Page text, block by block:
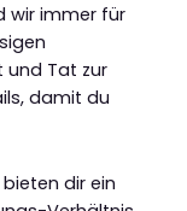
wir immer für
und Tat zur
damit du
bieten dir ein